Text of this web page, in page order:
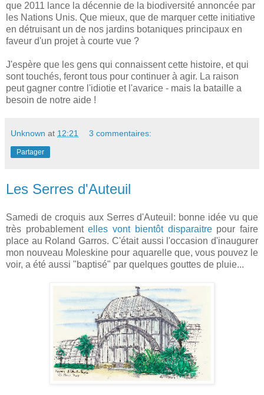
que 2011 lance la décennie de la biodiversité annoncée par
les Nations Unis. Que mieux, que de marquer cette initiative
en détruisant un de nos jardins botaniques principaux en
faveur d'un projet à courte vue ?
J'espère que les gens qui connaissent cette histoire, et qui
sont touchés, feront tous pour continuer à agir. La raison
peut gagner contre l'idiotie et l'avarice - mais la bataille a
besoin de notre aide !
Unknown at 12:21 3 commentaires:
Partager
Les Serres d'Auteuil
Samedi de croquis aux Serres d'Auteuil: bonne idée vu que
très probablementelles vont bientôt disparaitre pour faire
place au Roland Garros. C'était aussi l'occasion d'inaugurer
mon nouveau Moleskine pour aquarelle que, vous pouvez le
voir, a été aussi "baptisé" par quelques gouttes de pluie...